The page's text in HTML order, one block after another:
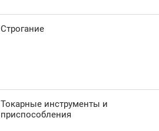
Строгание
Токарные инструменты и
приспособления